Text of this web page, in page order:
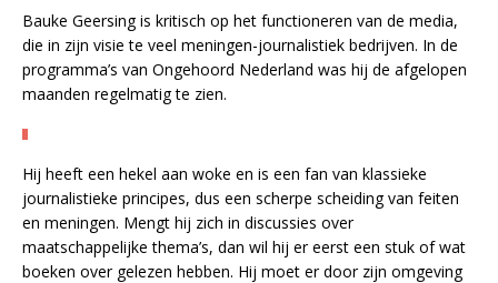
Bauke Geersing is kritisch op het functioneren van de media,
die in zijn visie te veel meningen-journalistiek bedrijven. In de
programma’s van Ongehoord Nederland was hij de afgelopen
maanden regelmatig te zien.
Hij heeft een hekel aan woke en is een fan van klassieke
journalistieke principes, dus een scherpe scheiding van feiten
en meningen. Mengt hij zich in discussies over
maatschappelijke thema’s, dan wil hij er eerst een stuk of wat
boeken over gelezen hebben. Hij moet er door zijn omgeving